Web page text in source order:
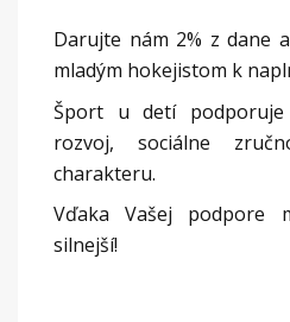
Darujte nám 2% z dane
mladým hokejistom k
Šport u detí podporuje
rozvoj, sociálne
charakteru.
Vďaka Vašej podpore
silnejší!